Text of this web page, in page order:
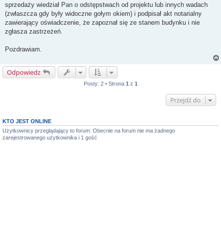
sprzedaży wiedział Pan o odstępstwach od projektu lub innych wadach
(zwłaszcza gdy były widoczne gołym okiem) i podpisał akt notarialny
zawierający oświadczenie, że zapoznał się ze stanem budynku i nie
zgłasza zastrzeżeń.
Pozdrawiam.
Odpowiedz
Posty: 2 • Strona 1 z 1
Przejdź do
KTO JEST ONLINE
Użytkownicy przeglądający to forum: Obecnie na forum nie ma żadnego
zarejestrowanego użytkownika i 1 gość